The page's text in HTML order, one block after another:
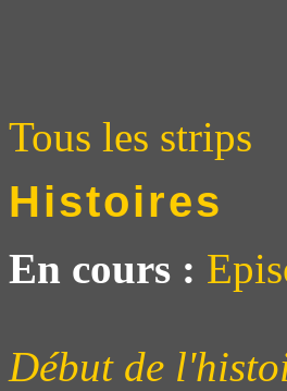
Tous les strips
Histoires
En cours :
Début de